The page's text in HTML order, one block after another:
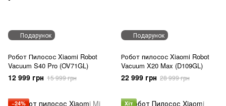
Подарунок
Робот Пилосос Xiaomi Robot
Vacuum S40 Pro (OV71GL)
12 999 грн 15 999 грн
Подарунок
Робот пилосос Xiaomi Robot
Vacuum X20 Max (D109GL)
22 999 грн 28 999 грн
−24%
Хіт